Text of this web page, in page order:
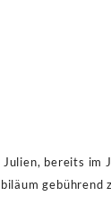
Julien, bereits im